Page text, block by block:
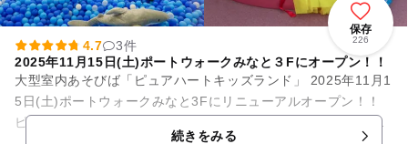
保存
226
4.7
3件
2025年11月15日(土)ポートウォークみなと３Fにオープン！！
大型室内あそびば「ピュアハートキッズランド」 2025年11月1
5日(土)ポートウォークみなと3Fにリニューアルオープン！！
ピュアキッズは完全会員制の大型室内公園です。店内にはとて
続きをみる